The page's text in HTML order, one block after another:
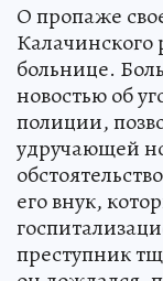
О пропаже
Калачинского
больнице.
новостью об
полиции,
удручающей
его внук,
преступник